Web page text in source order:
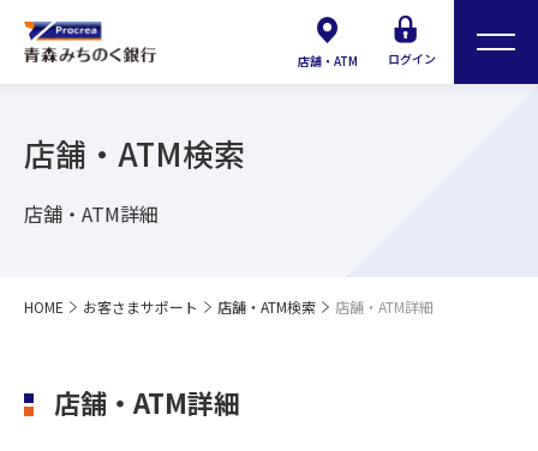
店舗・ATM ログイン
店舗・ATM検索
店舗・ATM詳細
HOME お客さまサポート 店舗・ATM検索 店舗・ATM詳細
店舗・ATM詳細